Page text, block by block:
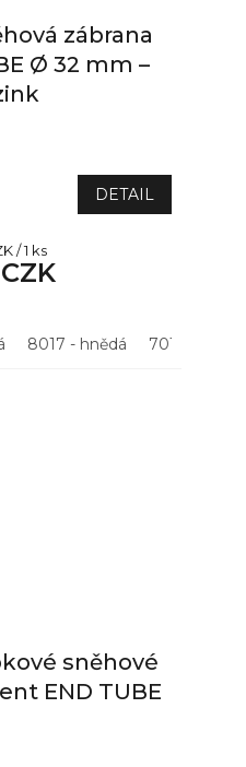
zábrana
Ø 32 mm –
hodnocení
z
5
/ 1 ks
DETAIL
8017 - hnědá 7016 -
sněhové
END TUBE